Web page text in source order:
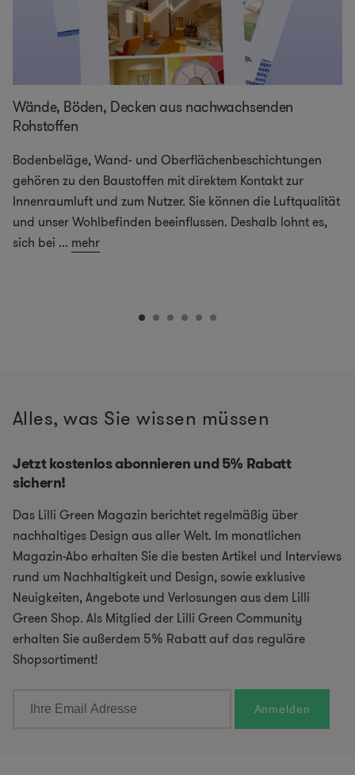
Wände, Böden, Decken aus nachwachsenden
Rohstoffen
Bodenbeläge, Wand- und Oberflächenbeschichtungen
gehören zu den Baustoffen mit direktem Kontakt zur
Innenraumluft und zum Nutzer. Sie können die Luftqualität
und unser Wohlbefinden beeinflussen. Deshalb lohnt es,
sich bei ... mehr
Alles, was Sie wissen müssen
Jetzt kostenlos abonnieren und 5% Rabatt
sichern!
Das Lilli Green Magazin berichtet regelmäßig über
nachhaltiges Design aus aller Welt. Im monatlichen
Magazin-Abo erhalten Sie die besten Artikel und Interviews
rund um Nachhaltigkeit und Design, sowie exklusive
Neuigkeiten, Angebote und Verlosungen aus dem Lilli
Green Shop. Als Mitglied der Lilli Green Community
erhalten Sie außerdem 5% Rabatt auf das reguläre
Shopsortiment!